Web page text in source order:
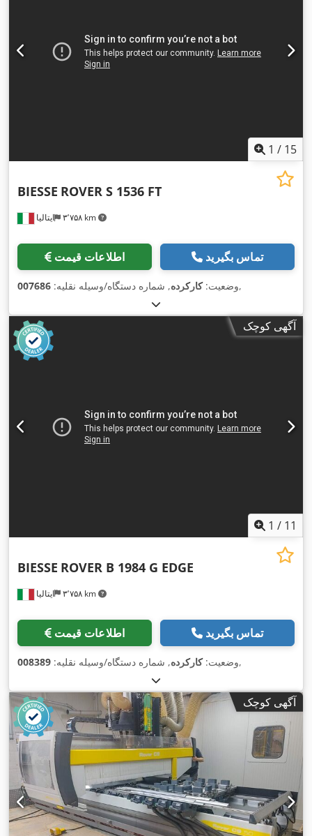
1 / 15
ایتالیا ۳٬۷۵۸ km
BIESSE ROVER S 1536 FT
اطلاعات قیمت تماس بگیرید
وضعیت:کارکرده, شماره دستگاه/وسیله نقلیه: 007686 ,
آگهی کوچک
1 / 11
ایتالیا ۳٬۷۵۸ km
BIESSE ROVER B 1984 G EDGE
اطلاعات قیمت تماس بگیرید
وضعیت:کارکرده, شماره دستگاه/وسیله نقلیه: 008389 ,
آگهی کوچک